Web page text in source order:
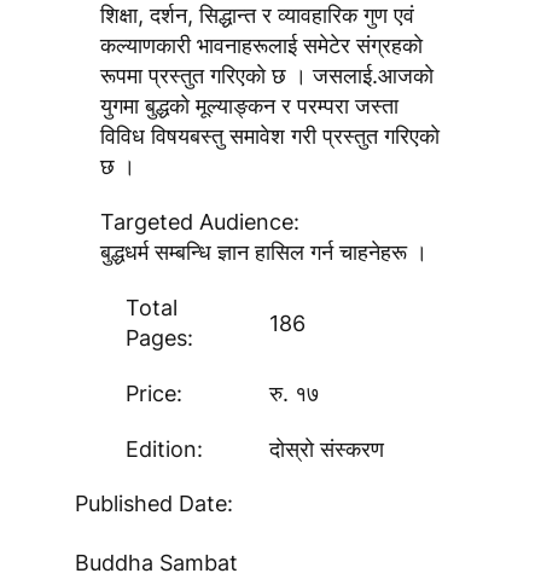
शिक्षा, दर्शन, सिद्धान्त र व्यावहारिक गुण एवं
कल्याणकारी भावनाहरूलाई समेटेर संग्रहकाे
रूपमा प्रस्तुत गरिएकाे छ । जसलाई.आजकाे
युगमा बुद्धकाे मूल्याङ्कन र परम्परा जस्ता
विविध विषयबस्तु समावेश गरी प्रस्तुत गरिएकाे
छ ।
Targeted Audience:
बुद्धधर्म सम्बन्धि ज्ञान हासिल गर्न चाहनेहरू ।
Total
Pages:
186
Price: रु. १७
Edition: दाेस्राे संस्करण
Published Date:
Buddha Sambat